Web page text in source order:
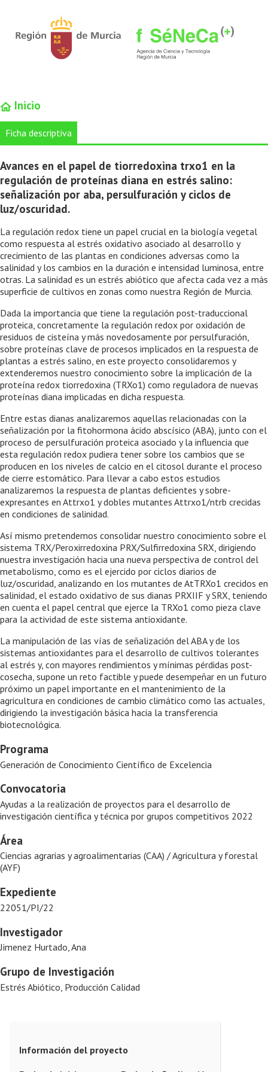
Inicio
Ficha descriptiva
Avances en el papel de tiorredoxina trxo1 en la
regulación de proteínas diana en estrés salino:
señalización por aba, persulfuración y ciclos de
luz/oscuridad.
La regulación redox tiene un papel crucial en la biología vegetal
como respuesta al estrés oxidativo asociado al desarrollo y
crecimiento de las plantas en condiciones adversas como la
salinidad y los cambios en la duración e intensidad luminosa, entre
otras. La salinidad es un estrés abiótico que afecta cada vez a más
superficie de cultivos en zonas como nuestra Región de Murcia.
Dada la importancia que tiene la regulación post-traduccional
proteica, concretamente la regulación redox por oxidación de
residuos de cisteína y más novedosamente por persulfuración,
sobre proteínas clave de procesos implicados en la respuesta de
plantas a estrés salino, en este proyecto consolidaremos y
extenderemos nuestro conocimiento sobre la implicación de la
proteína redox tiorredoxina (TRXo1) como reguladora de nuevas
proteínas diana implicadas en dicha respuesta.
Entre estas dianas analizaremos aquellas relacionadas con la
señalización por la fitohormona ácido abscísico (ABA), junto con el
proceso de persulfuración proteica asociado y la influencia que
esta regulación redox pudiera tener sobre los cambios que se
producen en los niveles de calcio en el citosol durante el proceso
de cierre estomático. Para llevar a cabo estos estudios
analizaremos la respuesta de plantas deficientes y sobre-
expresantes en Attrxo1 y dobles mutantes Attrxo1/ntrb crecidas
en condiciones de salinidad.
Así mismo pretendemos consolidar nuestro conocimiento sobre el
sistema TRX/Peroxirredoxina PRX/Sulfirredoxina SRX, dirigiendo
nuestra investigación hacia una nueva perspectiva de control del
metabolismo, como es el ejercido por ciclos diarios de
luz/oscuridad, analizando en los mutantes de AtTRXo1 crecidos en
salinidad, el estado oxidativo de sus dianas PRXIIF y SRX, teniendo
en cuenta el papel central que ejerce la TRXo1 como pieza clave
para la actividad de este sistema antioxidante.
La manipulación de las vías de señalización del ABA y de los
sistemas antioxidantes para el desarrollo de cultivos tolerantes
al estrés y, con mayores rendimientos y mínimas pérdidas post-
cosecha, supone un reto factible y puede desempeñar en un futuro
próximo un papel importante en el mantenimiento de la
agricultura en condiciones de cambio climático como las actuales,
dirigiendo la investigación básica hacia la transferencia
biotecnológica.
Programa
Generación de Conocimiento Científico de Excelencia
Convocatoria
Ayudas a la realización de proyectos para el desarrollo de
investigación científica y técnica por grupos competitivos 2022
Área
Ciencias agrarias y agroalimentarias (CAA) / Agricultura y forestal
(AYF)
Expediente
22051/PI/22
Investigador
Jimenez Hurtado, Ana
Grupo de Investigación
Estrés Abiótico, Producción Calidad
Información del proyecto